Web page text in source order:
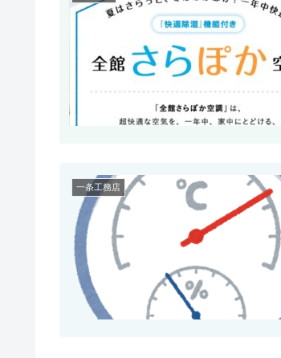
一条工務店